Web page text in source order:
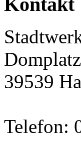
39539
Telefon: